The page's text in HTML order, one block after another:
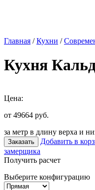
Главная /Кухни /
Кухня
Цена:
от 49664 руб.
за метр в длину верха и
Заказать Добавить в
замерщика
Получить расчет
Выберите конфигурацию